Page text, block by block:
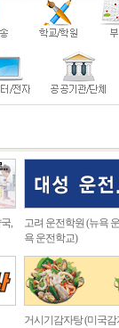
,
고려 운전학원 (뉴욕
욕 운전학교)
거시기감자탕 (미국감